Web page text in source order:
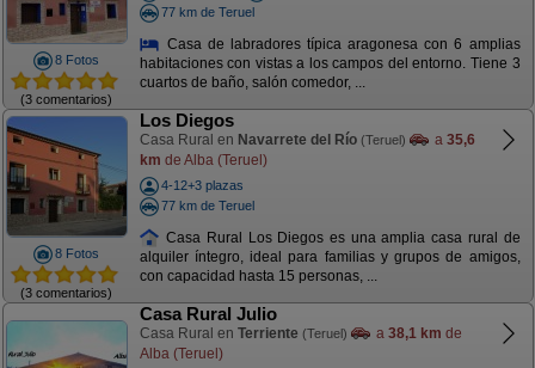
8 Fotos
(3 comentarios)
77 km de Teruel
Casa de labradores típica aragonesa con 6 amplias
habitaciones con vistas a los campos del entorno. Tiene 3
cuartos de baño, salón comedor, ...
8 Fotos
(3 comentarios)
Los Diegos
Casa Rural en Navarrete del Río (Teruel) a 35,6
km de Alba (Teruel)
4-12+3 plazas
77 km de Teruel
Casa Rural Los Diegos es una amplia casa rural de
alquiler íntegro, ideal para familias y grupos de amigos,
con capacidad hasta 15 personas, ...
Casa Rural Julio
Casa Rural en Terriente (Teruel) a 38,1 km de
Alba (Teruel)